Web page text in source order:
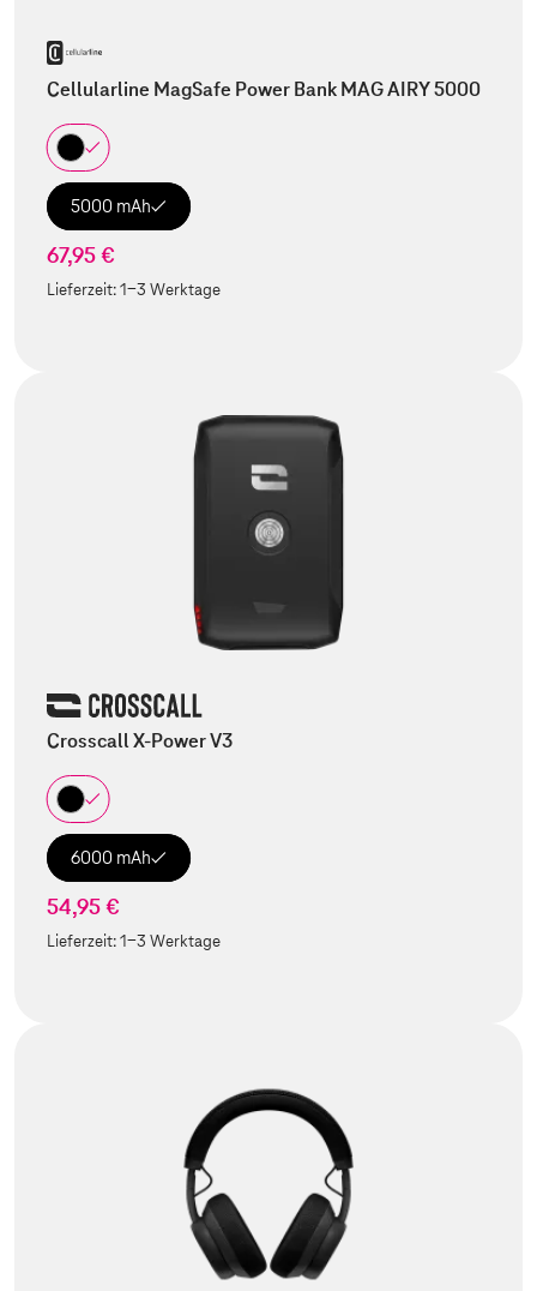
Cellularline MagSafe Power Bank MAG AIRY 5000
5000 mAh
67,95 €
Lieferzeit:1-3 Werktage
Crosscall X-Power V3
6000 mAh
54,95 €
Lieferzeit:1-3 Werktage